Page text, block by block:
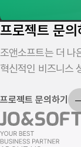
프로젝트 문의
조앤소프트는 더 나
혁신적인 비즈니스
프로젝트 문의하기